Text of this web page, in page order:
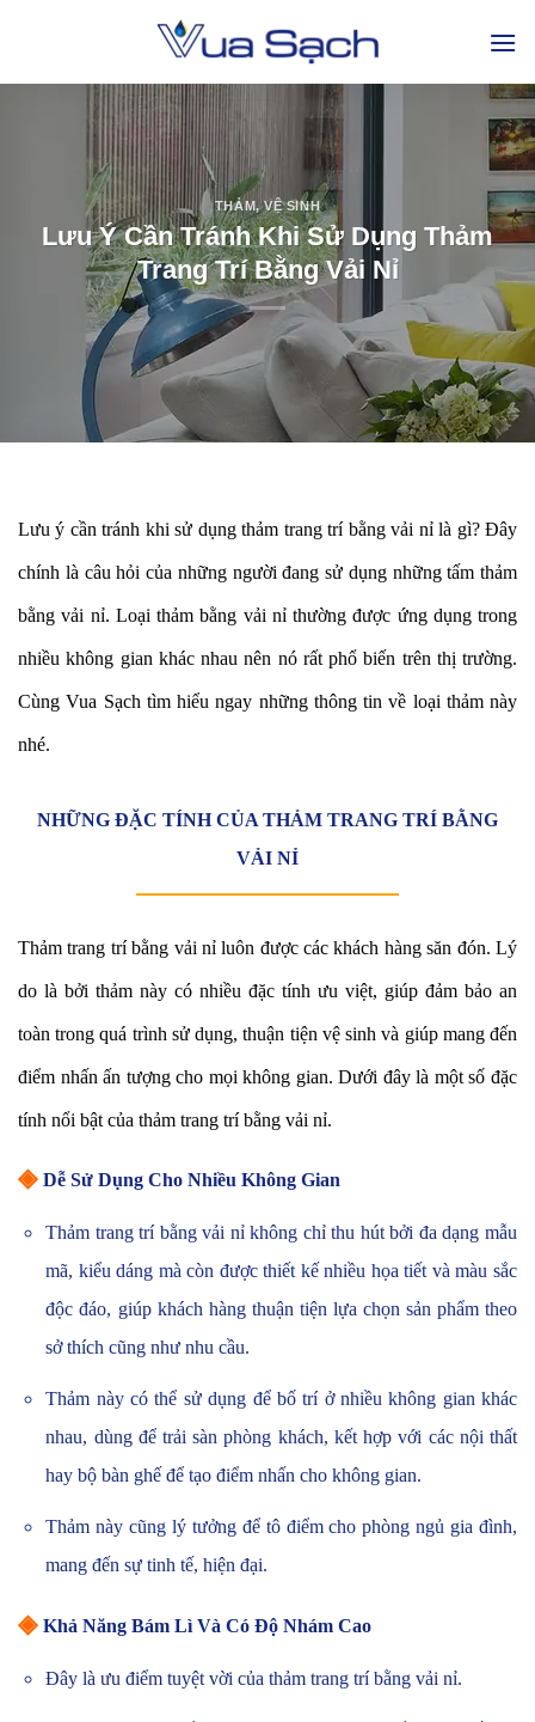
THẢM,VỆ SINH
Lưu Ý Cần Tránh Khi Sử Dụng Thảm
Trang Trí Bằng Vải Nỉ
Lưu ý cần tránh khi sử dụng thảm trang trí bằng vải nỉ là gì? Đây
chính là câu hỏi của những người đang sử dụng những tấm thảm
bằng vải nỉ. Loại thảm bằng vải nỉ thường được ứng dụng trong
nhiều không gian khác nhau nên nó rất phổ biến trên thị trường.
Cùng Vua Sạch tìm hiểu ngay những thông tin về loại thảm này
nhé.
NHỮNG ĐẶC TÍNH CỦA THẢM TRANG TRÍ BẰNG
VẢI NỈ
Thảm trang trí bằng vải nỉ luôn được các khách hàng săn đón. Lý
do là bởi thảm này có nhiều đặc tính ưu việt, giúp đảm bảo an
toàn trong quá trình sử dụng, thuận tiện vệ sinh và giúp mang đến
điểm nhấn ấn tượng cho mọi không gian. Dưới đây là một số đặc
tính nổi bật của thảm trang trí bằng vải nỉ.
◈ Dễ Sử Dụng Cho Nhiều Không Gian
Thảm trang trí bằng vải nỉ không chỉ thu hút bởi đa dạng mẫu
mã, kiểu dáng mà còn được thiết kế nhiều họa tiết và màu sắc
độc đáo, giúp khách hàng thuận tiện lựa chọn sản phẩm theo
sở thích cũng như nhu cầu.
Thảm này có thể sử dụng để bố trí ở nhiều không gian khác
nhau, dùng để trải sàn phòng khách, kết hợp với các nội thất
hay bộ bàn ghế để tạo điểm nhấn cho không gian.
Thảm này cũng lý tưởng để tô điểm cho phòng ngủ gia đình,
mang đến sự tinh tế, hiện đại.
◈ Khả Năng Bám Lì Và Có Độ Nhám Cao
Đây là ưu điểm tuyệt vời của thảm trang trí bằng vải nỉ.